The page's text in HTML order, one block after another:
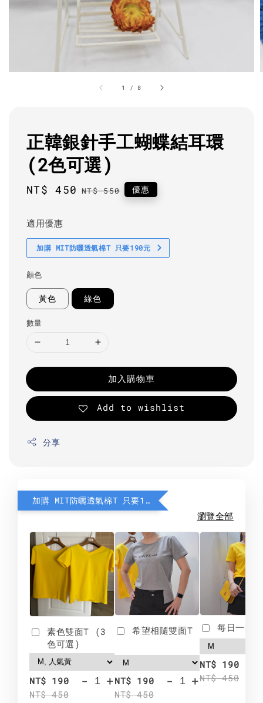
1 / 8
正韓銀針手工蝴蝶結耳環
(2色可選)
Sale
NT$ 450 Regular
NT$ 550 優惠
適用優惠
加購 MIT防曬透氣棉T 只要190元
顏色
黃色 綠色
數量
加入購物車
Add to wishlist
分享
加購 MIT防曬透氣棉T 只要190元
瀏覽全部
素色雙面T (3
色可選)
NT$ 190
NT$ 450
- +
希望相隨雙面T
NT$ 190
NT$ 450
- +
每日一笑
NT$ 190
NT$ 450